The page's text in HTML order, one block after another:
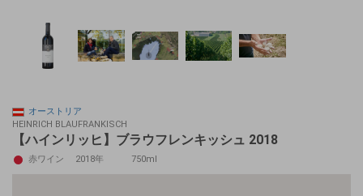
オーストリア
HEINRICH BLAUFRANKISCH
【ハインリッヒ】ブラウフレンキッシュ 2018
赤ワイン 2018年 750ml